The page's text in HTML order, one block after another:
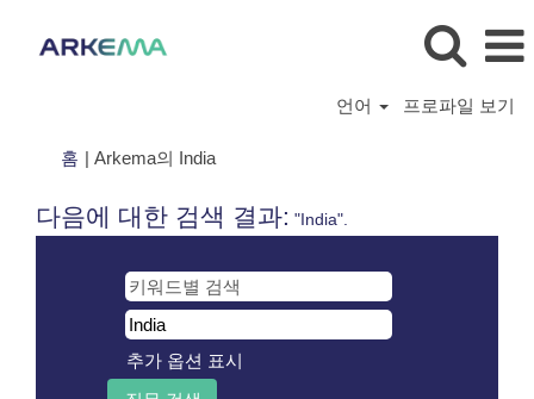
언어 프로파일 보기
홈 | Arkema의 India(현
페
이
다음에 대한 검색 결과: "India".
추가 옵션 표시